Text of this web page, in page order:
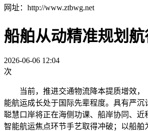
网址：http://www.ztbwg.net
船舶从动精准规划
2026-06-06 12:04
次
当前，推进交通物流降本提质增效，《
能航运成长处于国际先辈程度。具有严
聪慧口岸将正在海侧功课、船岸协同、
智能航运焦点环节手艺取得冲破；以船